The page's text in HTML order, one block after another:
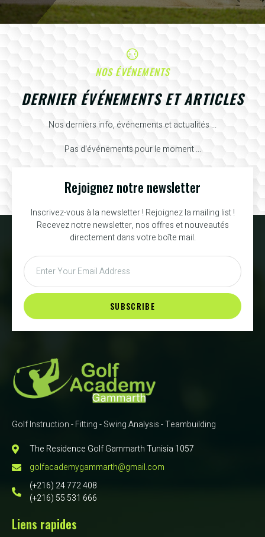
NOS ÉVÉNEMENTS
DERNIER ÉVÉNEMENTS ET ARTICLES
Nos derniers info, événements et actualités ...
Pas d'événements pour le moment ...
Rejoignez notre newsletter
Inscrivez-vous à la newsletter ! Rejoignez la mailing list !
Recevez notre newsletter, nos offres et nouveautés
directement dans votre boîte mail.
SUBSCRIBE
Golf Instruction - Fitting - Swing Analysis - Teambuilding
The Residence Golf Gammarth Tunisia 1057
golfacademygammarth@gmail.com
(+216) 24 772 408
(+216) 55 531 666
Liens rapides